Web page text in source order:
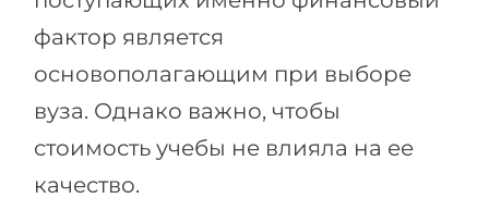
фактор является
основополагающим при выборе
вуза. Однако важно, чтобы
стоимость учебы не влияла на ее
качество.